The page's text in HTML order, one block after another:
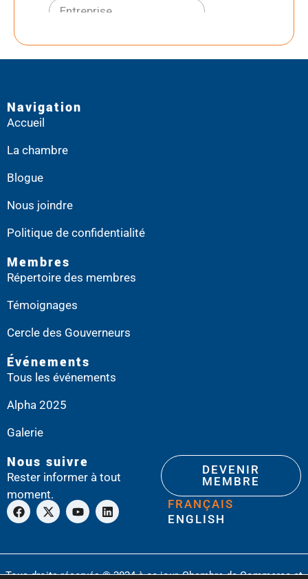
Navigation
Accueil
La chambre
Blogue
Nous joindre
Politique de confidentialité
Membres
Répertoire des membres
Témoignages
Cercle des Gouverneurs
Événements
Tous les événements
Alpha 2025
Galerie
Nous suivre
Rester informer à tout
moment.
DEVENIR
MEMBRE
FRANÇAIS
ENGLISH
Tous droits réservés © 2024 à ce jour, Chambre de Commerce et